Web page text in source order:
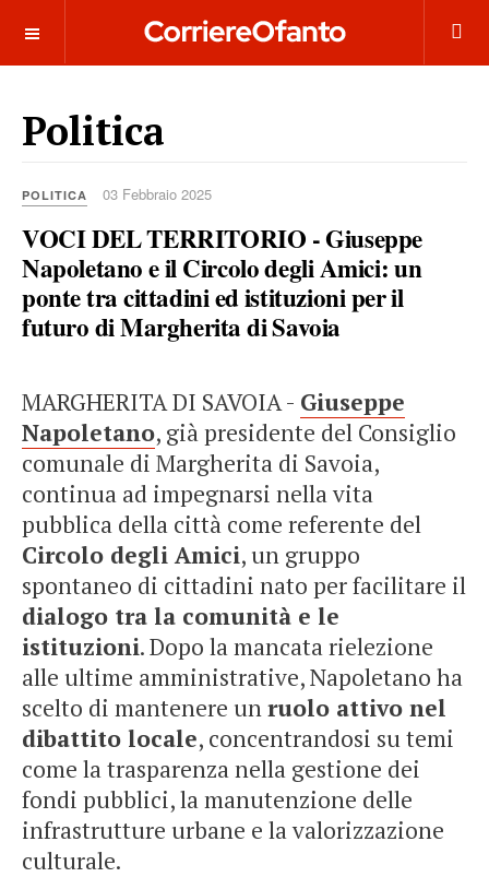
Politica
POLITICA 03 Febbraio 2025
VOCI DEL TERRITORIO - Giuseppe
Napoletano e il Circolo degli Amici: un
ponte tra cittadini ed istituzioni per il
futuro di Margherita di Savoia
MARGHERITA DI SAVOIA - Giuseppe
Napoletano, già presidente del Consiglio
comunale di Margherita di Savoia,
continua ad impegnarsi nella vita
pubblica della città come referente del
Circolo degli Amici, un gruppo
spontaneo di cittadini nato per facilitare il
dialogo tra la comunità e le
istituzioni. Dopo la mancata rielezione
alle ultime amministrative, Napoletano ha
scelto di mantenere unruolo attivo nel
dibattito locale, concentrandosi su temi
come la trasparenza nella gestione dei
fondi pubblici, la manutenzione delle
infrastrutture urbane e la valorizzazione
culturale.